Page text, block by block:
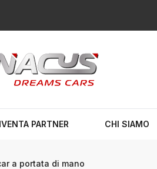
PARTNER CHI SIAMO
a portata di mano